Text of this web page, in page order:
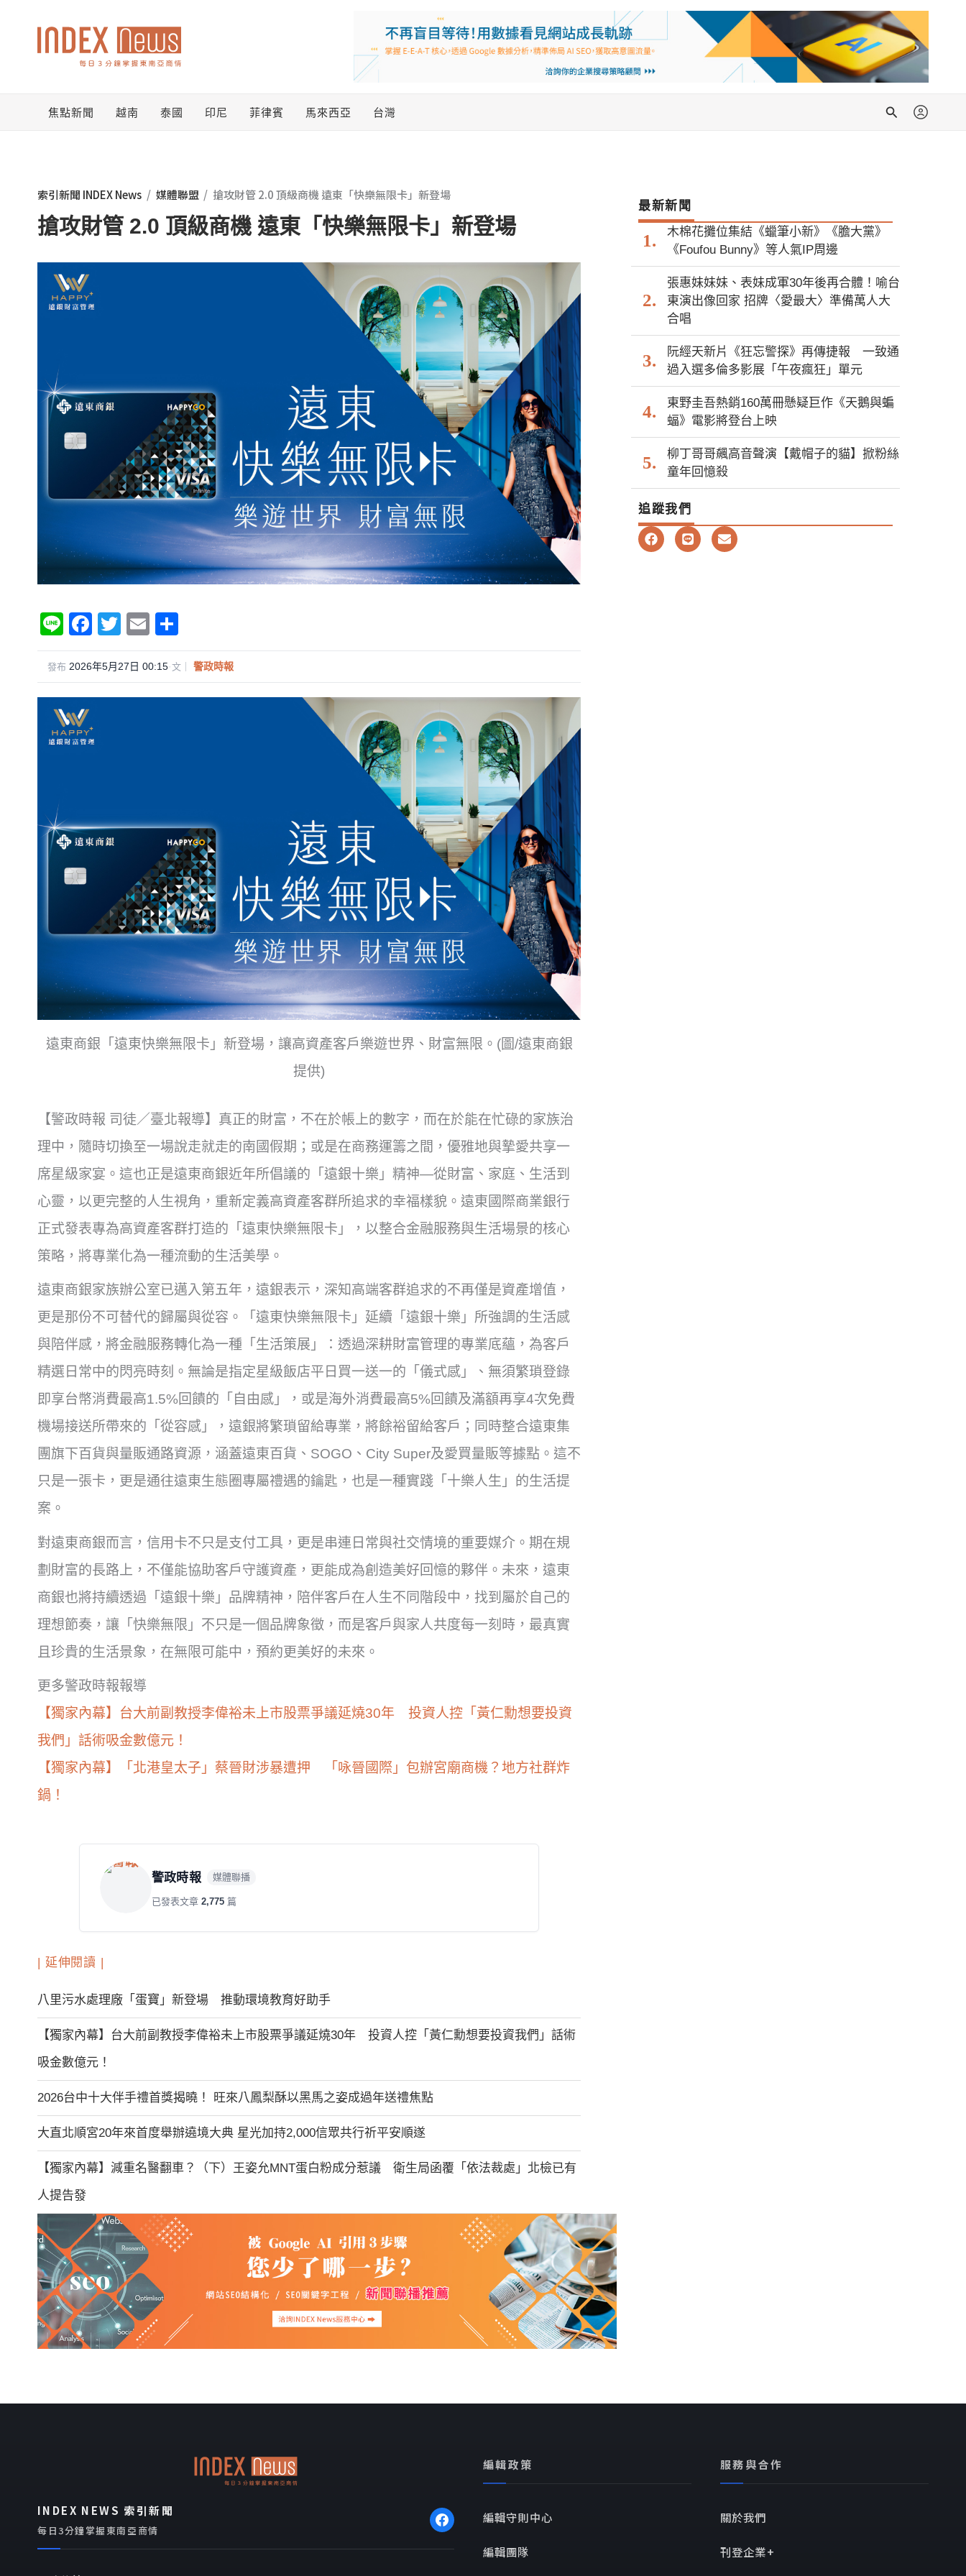
焦點新聞 越南 泰國 印尼 菲律賓 馬來西亞 台灣
搜
索引新聞 INDEX News / 媒體聯盟 / 搶攻財管 2.0 頂級商機 遠東「快樂無限卡」新登場
搶攻財管 2.0 頂級商機 遠東「快樂無限卡」新登場
Li
n
e
F
a
c
e
o
T
wi
tt
er
E
m
ail
享
發布 2026年5月27日 00:15·文｜ 警政時報
遠東商銀「遠東快樂無限卡」新登場，讓高資產客戶樂遊世界、財富無限。(圖/遠東商銀
提供)
【警政時報 司徒／臺北報導】真正的財富，不在於帳上的數字，而在於能在忙碌的家族治
理中，隨時切換至一場說走就走的南國假期；或是在商務運籌之間，優雅地與摯愛共享一
席星級家宴。這也正是遠東商銀近年所倡議的「遠銀十樂」精神—從財富、家庭、生活到
心靈，以更完整的人生視角，重新定義高資產客群所追求的幸福樣貌。遠東國際商業銀行
正式發表專為高資產客群打造的「遠東快樂無限卡」，以整合金融服務與生活場景的核心
策略，將專業化為一種流動的生活美學。
遠東商銀家族辦公室已邁入第五年，遠銀表示，深知高端客群追求的不再僅是資產增值，
更是那份不可替代的歸屬與從容。「遠東快樂無限卡」延續「遠銀十樂」所強調的生活感
與陪伴感，將金融服務轉化為一種「生活策展」：透過深耕財富管理的專業底蘊，為客戶
精選日常中的閃亮時刻。無論是指定星級飯店平日買一送一的「儀式感」、無須繁瑣登錄
即享台幣消費最高1.5%回饋的「自由感」，或是海外消費最高5%回饋及滿額再享4次免費
機場接送所帶來的「從容感」，遠銀將繁瑣留給專業，將餘裕留給客戶；同時整合遠東集
團旗下百貨與量販通路資源，涵蓋遠東百貨、SOGO、City Super及愛買量販等據點。這不
只是一張卡，更是通往遠東生態圈專屬禮遇的鑰匙，也是一種實踐「十樂人生」的生活提
案。
對遠東商銀而言，信用卡不只是支付工具，更是串連日常與社交情境的重要媒介。期在規
劃財富的長路上，不僅能協助客戶守護資產，更能成為創造美好回憶的夥伴。未來，遠東
商銀也將持續透過「遠銀十樂」品牌精神，陪伴客戶在人生不同階段中，找到屬於自己的
理想節奏，讓「快樂無限」不只是一個品牌象徵，而是客戶與家人共度每一刻時，最真實
且珍貴的生活景象，在無限可能中，預約更美好的未來。
更多警政時報報導
【獨家內幕】台大前副教授李偉裕未上市股票爭議延燒30年 投資人控「黃仁勳想要投資
我們」話術吸金數億元！
【獨家內幕】「北港皇太子」蔡晉財涉暴遭押 「咏晉國際」包辦宮廟商機？地方社群炸
鍋！
警政時報 媒體聯播
已發表文章 2,775 篇
| 延伸閱讀 |
八里污水處理廠「蛋寶」新登場 推動環境教育好助手
【獨家內幕】台大前副教授李偉裕未上市股票爭議延燒30年 投資人控「黃仁勳想要投資我們」話術
吸金數億元！
2026台中十大伴手禮首獎揭曉！ 旺來八鳳梨酥以黑馬之姿成過年送禮焦點
大直北順宮20年來首度舉辦遶境大典 星光加持2,000信眾共行祈平安順遂
【獨家內幕】減重名醫翻車？（下）王姿允MNT蛋白粉成分惹議 衛生局函覆「依法裁處」北檢已有
人提告發
最新新聞
木棉花攤位集結《蠟筆小新》《膽大黨》
《Foufou Bunny》等人氣IP周邊
張惠妹妹妹、表妹成軍30年後再合體！喻台
東演出像回家 招牌〈愛最大〉準備萬人大
合唱
阮經天新片《狂忘警探》再傳捷報 一致通
過入選多倫多影展「午夜瘋狂」單元
東野圭吾熱銷160萬冊懸疑巨作《天鵝與蝙
蝠》電影將登台上映
柳丁哥哥飆高音聲演【戴帽子的貓】掀粉絲
童年回憶殺
追蹤我們
F
a
L
i
E
n
INDEX NEWS 索引新聞
每日3分鐘掌握東南亞商情
編輯政策
編輯守則中心
編輯團隊
服務與合作
關於我們
刊登企業+